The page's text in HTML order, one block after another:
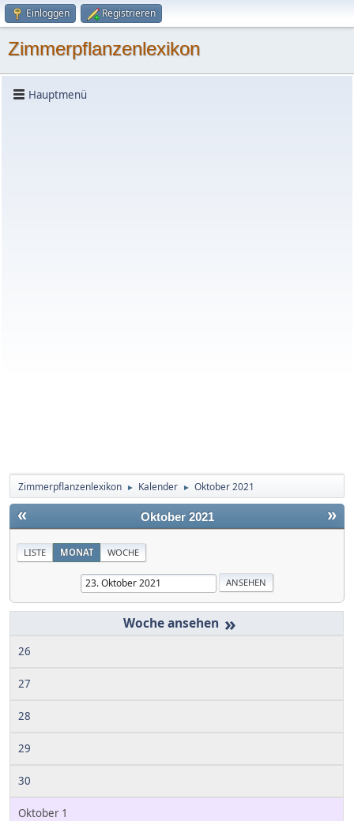
Einloggen Registrieren
Zimmerpflanzenlexikon
Hauptmenü
Zimmerpflanzenlexikon ► Kalender ► Oktober 2021
« »
Oktober 2021
LISTE MONAT WOCHE
»
26
27
28
29
30
Oktober 1